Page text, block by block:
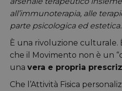
all’immunoterapia, alle
parte psicologica ed
È una rivoluzione culturale.
che il Movimento non è un
una vera e propria
Che l’Attività Fisica